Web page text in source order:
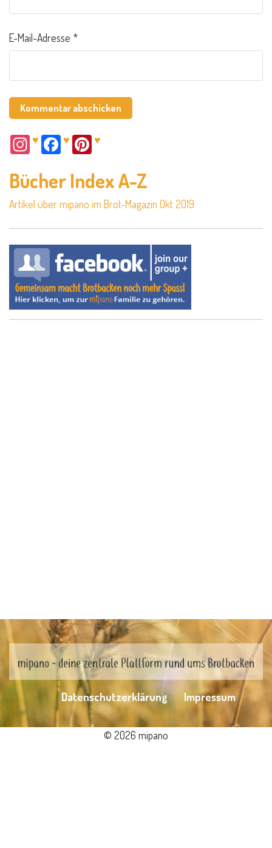
E-Mail-Adresse *
♥ ♥ ♥
Bücher Index A-Z
Artikel über mipano im Brot-Magazin Okt 2019
Datenschutzerklärung Impressum
© 2026 mipano